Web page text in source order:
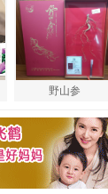
野山参